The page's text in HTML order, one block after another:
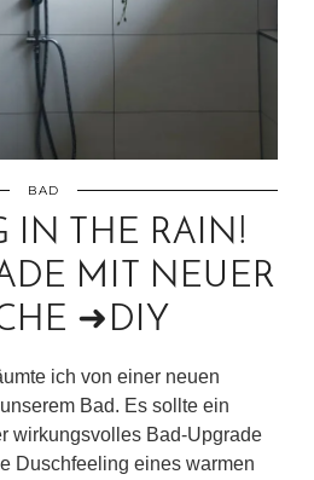
BAD
IN THE RAIN!
MIT NEUER
➜DIY
ich von einer neuen
Bad. Es sollte ein
wirkungsvolles Bad-Upgrade
Duschfeeling eines warmen